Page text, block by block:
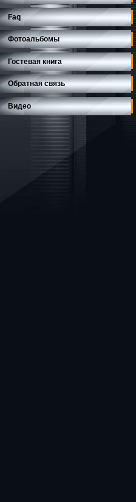
Faq
Фотоальбомы
Гостевая книга
Обратная связь
Видео